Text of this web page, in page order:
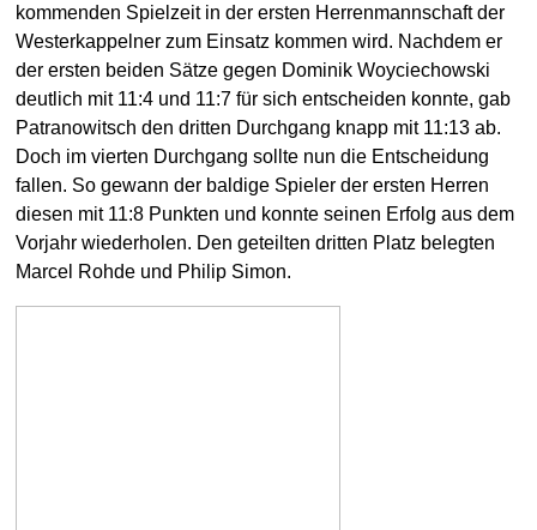
kommenden Spielzeit in der ersten Herrenmannschaft der
Westerkappelner zum Einsatz kommen wird. Nachdem er
der ersten beiden Sätze gegen Dominik Woyciechowski
deutlich mit 11:4 und 11:7 für sich entscheiden konnte, gab
Patranowitsch den dritten Durchgang knapp mit 11:13 ab.
Doch im vierten Durchgang sollte nun die Entscheidung
fallen. So gewann der baldige Spieler der ersten Herren
diesen mit 11:8 Punkten und konnte seinen Erfolg aus dem
Vorjahr wiederholen. Den geteilten dritten Platz belegten
Marcel Rohde und Philip Simon.